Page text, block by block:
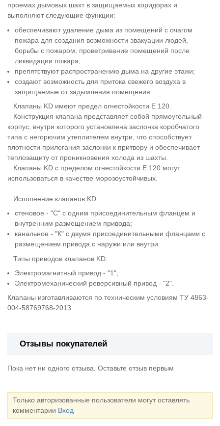
проемах дымовых шахт в защищаемых коридорах и
выполняют следующие функции:
обеспечивают удаление дыма из помещений с очагом
пожара для создания возможности эвакуации людей,
борьбы с пожаром, проветривание помещений после
ликвидации пожара;
препятствуют распространению дыма на другие этажи;
создают возможность для притока свежего воздуха в
защищаемые от задымления помещения.
Клапаны KD имеют предел огнестойкости E 120.
Конструкция клапана представляет собой прямоугольный
корпус, внутри которого установлена заслонка коробчатого
типа с негорючим утеплителем внутри, что способствует
плотности прилегания заслонки к притвору и обеспечивает
теплозащиту от проникновения холода из шахты.
Клапаны KD с пределом огнестойкости E 120 могут
использоваться в качестве морозоустойчивых.
Исполнение клапанов KD:
стеновое - "С" с одним присоединительным фланцем и
внутренним размещением привода;
канальное - "К" с двумя присоединительными фланцами с
размещением привода с наружи или внутри.
Типы приводов клапанов KD:
Электромагнитный привод - "1";
Электромеханический реверсивный привод - "2".
Клапаны изготавливаются по техническим условиям ТУ 4863-
004-58769768-2013
Отзывы покупателей
Пока нет ни одного отзыва. Оставьте отзыв первым
Только авторизованные пользователи могут оставлять
комментарии Вход